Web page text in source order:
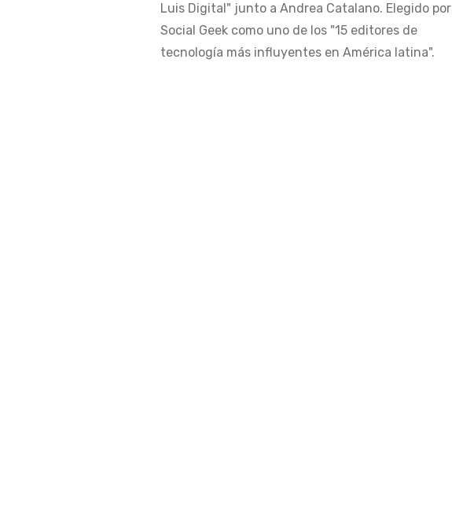
Luis Digital" junto a Andrea Catalano. Elegido por
Social Geek como uno de los "15 editores de
tecnología más influyentes en América latina".